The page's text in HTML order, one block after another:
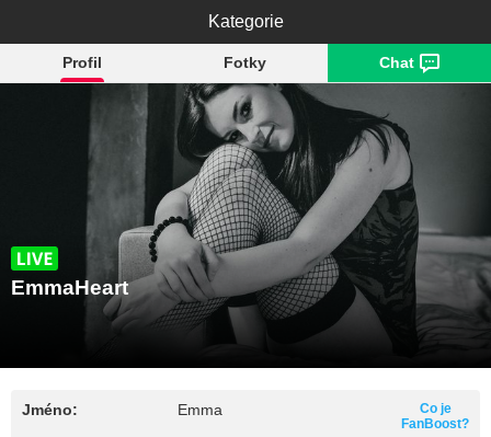
EmmaHeart
Profil Fotky Chat
EmmaHeart
Jméno: Emma
Co je
FanBoost?
Kategorie